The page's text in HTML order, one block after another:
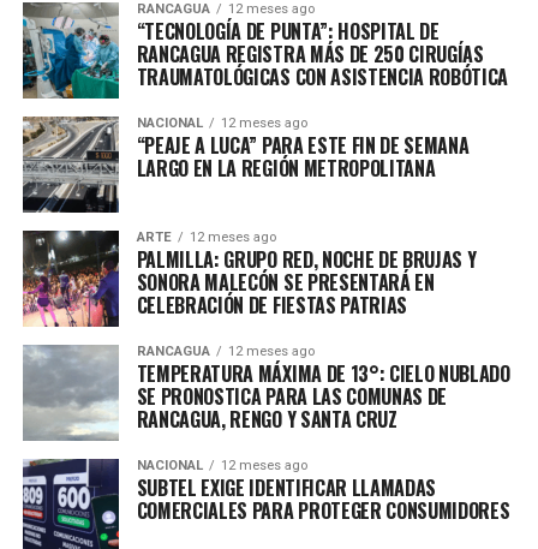
RANCAGUA 12 meses ago
“TECNOLOGÍA DE PUNTA”: HOSPITAL DE
RANCAGUA REGISTRA MÁS DE 250 CIRUGÍAS
TRAUMATOLÓGICAS CON ASISTENCIA ROBÓTICA
NACIONAL 12 meses ago
“PEAJE A LUCA” PARA ESTE FIN DE SEMANA
LARGO EN LA REGIÓN METROPOLITANA
ARTE 12 meses ago
PALMILLA: GRUPO RED, NOCHE DE BRUJAS Y
SONORA MALECÓN SE PRESENTARÁ EN
CELEBRACIÓN DE FIESTAS PATRIAS
RANCAGUA 12 meses ago
TEMPERATURA MÁXIMA DE 13°: CIELO NUBLADO
SE PRONOSTICA PARA LAS COMUNAS DE
RANCAGUA, RENGO Y SANTA CRUZ
NACIONAL 12 meses ago
SUBTEL EXIGE IDENTIFICAR LLAMADAS
COMERCIALES PARA PROTEGER CONSUMIDORES